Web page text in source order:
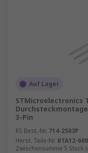
Auf Lager
STMicroelectronics
Durchsteckmontage
3-Pin
RS Best.-Nr. 714-2583P
Herst. Teile-Nr. BTA12-
Zwischensumme 5 Stück